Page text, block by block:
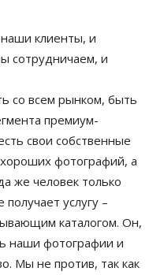
клиенты, и
сотрудничаем, и
со всем рынком, быть
премиум-
свои собственные
фотографий, а
же человек только
услугу –
каталогом. Он,
наши фотографии и
Мы не против, так как